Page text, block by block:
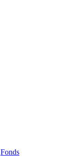
Fonds